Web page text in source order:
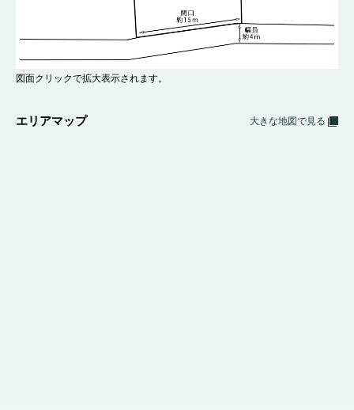
図面クリックで拡大表示されます。
エリアマップ 大きな地図で見る